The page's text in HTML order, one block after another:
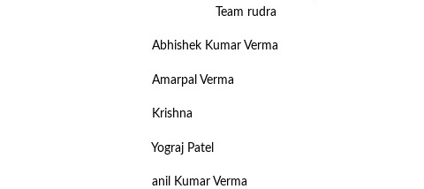
Team rudra
Abhishek Kumar Verma
Amarpal Verma
Krishna
Yograj Patel
anil Kumar Verma